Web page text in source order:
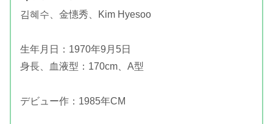
김혜수、金憓秀、Kim Hyesoo
生年月日：1970年9月5日
身長、血液型：170cm、A型
デビュー作：1985年CM